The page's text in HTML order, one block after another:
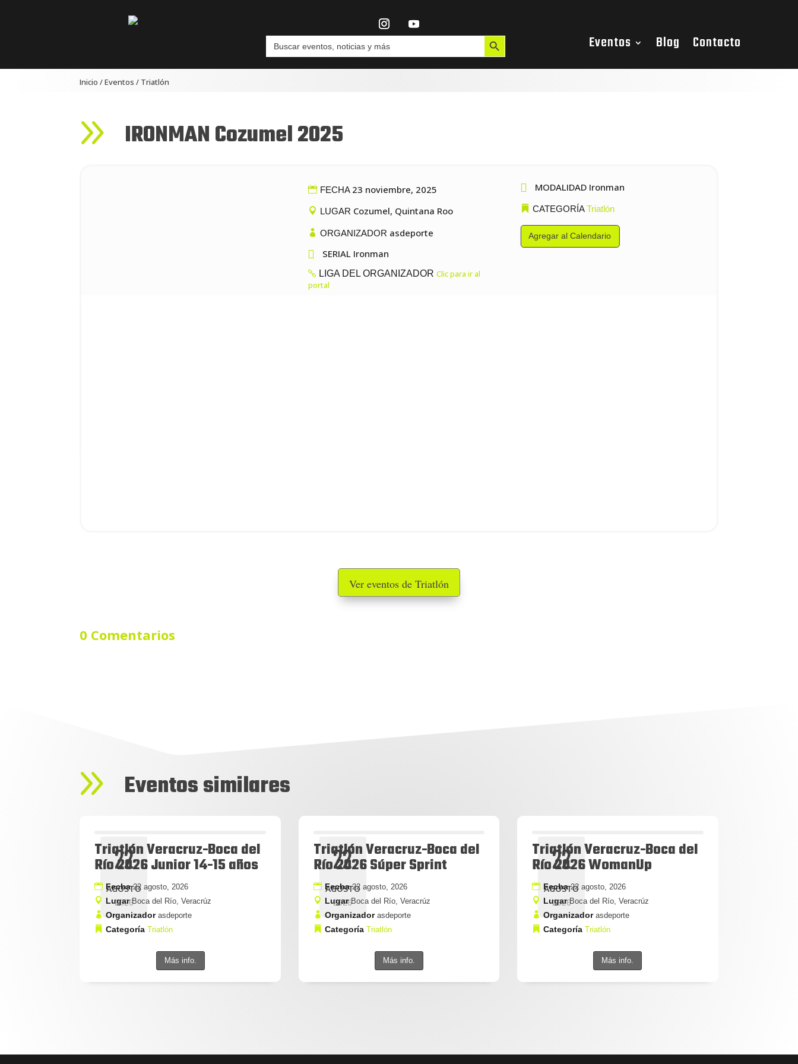
Buscar: Botón de búsqueda Eventos Blog Contacto
Inicio /Eventos / Triatlón
9 IRONMAN Cozumel 2025
FECHA 23 noviembre, 2025
LUGAR Cozumel, Quintana Roo
ORGANIZADOR asdeporte
 SERIAL Ironman
LIGA DEL ORGANIZADOR Clic para ir al
portal
 MODALIDAD Ironman
CATEGORÍATriatlón
Agregar al Calendario
Ver eventos de Triatlón
0 Comentarios
9 Eventos similares
22
AGOSTO
2026
Triatlón Veracruz-Boca del
Río 2026 Junior 14-15 años
Fecha22 agosto, 2026
LugarBoca del Río, Veracrúz
Organizadorasdeporte
CategoríaTriatlón
Más info.
22
AGOSTO
2026
Triatlón Veracruz-Boca del
Río 2026 Súper Sprint
Fecha22 agosto, 2026
LugarBoca del Río, Veracrúz
Organizador asdeporte
Categoría Triatlón
Más info.
22
AGOSTO
2026
Triatlón Veracruz-Boca del
Río 2026 WomanUp
Fecha22 agosto, 2026
LugarBoca del Río, Veracrúz
Organizadorasdeporte
CategoríaTriatlón
Más info.